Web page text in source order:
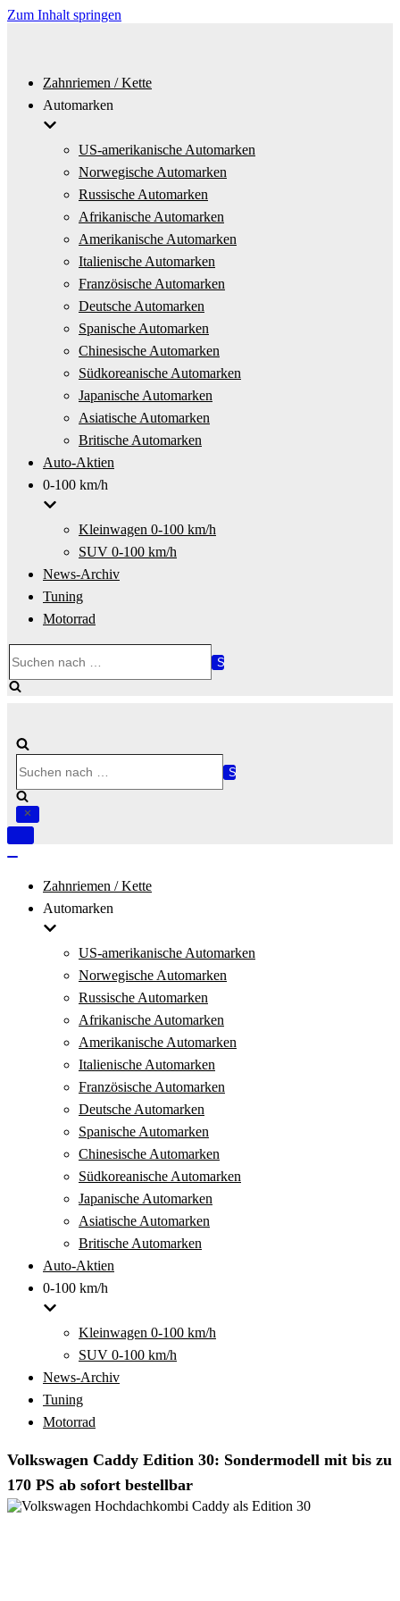
Zum Inhalt springen
Zahnriemen / Kette
Automarken
US-amerikanische Automarken
Norwegische Automarken
Russische Automarken
Afrikanische Automarken
Amerikanische Automarken
Italienische Automarken
Französische Automarken
Deutsche Automarken
Spanische Automarken
Chinesische Automarken
Südkoreanische Automarken
Japanische Automarken
Asiatische Automarken
Britische Automarken
Auto-Aktien
0-100 km/h
Kleinwagen 0-100 km/h
SUV 0-100 km/h
News-Archiv
Tuning
Motorrad
nach …
nach …
Navigation
Zahnriemen / Kette
Automarken
US-amerikanische Automarken
Norwegische Automarken
Russische Automarken
Afrikanische Automarken
Amerikanische Automarken
Italienische Automarken
Französische Automarken
Deutsche Automarken
Spanische Automarken
Chinesische Automarken
Südkoreanische Automarken
Japanische Automarken
Asiatische Automarken
Britische Automarken
Auto-Aktien
0-100 km/h
Kleinwagen 0-100 km/h
SUV 0-100 km/h
News-Archiv
Tuning
Motorrad
Volkswagen Caddy Edition 30: Sondermodell mit bis zu
170 PS ab sofort bestellbar